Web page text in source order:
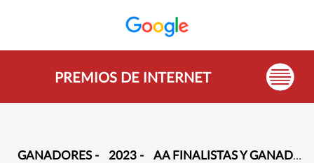
PREMIOS DE INTERNET
GANADORES - 2023 - AA FINALISTAS Y GANADORES -